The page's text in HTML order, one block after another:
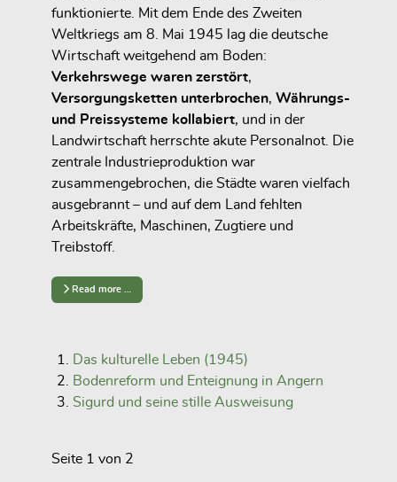
funktionierte. Mit dem Ende des Zweiten
Weltkriegs am 8. Mai 1945 lag die deutsche
Wirtschaft weitgehend am Boden:
Verkehrswege waren zerstört,
Versorgungsketten unterbrochen, Währungs-
und Preissysteme kollabiert, und in der
Landwirtschaft herrschte akute Personalnot. Die
zentrale Industrieproduktion war
zusammengebrochen, die Städte waren vielfach
ausgebrannt – und auf dem Land fehlten
Arbeitskräfte, Maschinen, Zugtiere und
Treibstoff.
Read more …
Das kulturelle Leben (1945)
Bodenreform und Enteignung in Angern
Sigurd und seine stille Ausweisung
Seite 1 von 2